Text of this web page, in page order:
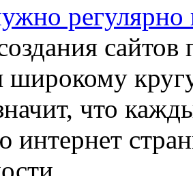
регулярно
сайтов
что
интернет